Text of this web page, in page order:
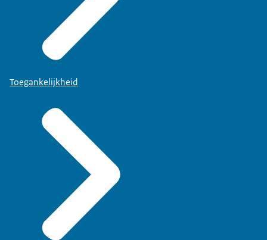
Toegankelijkheid